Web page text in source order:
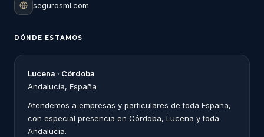
segurosml.com
DÓNDE ESTAMOS
Lucena · Córdoba
Andalucía, España
Atendemos a empresas y particulares de toda España,
con especial presencia en Córdoba, Lucena y toda
Andalucía.